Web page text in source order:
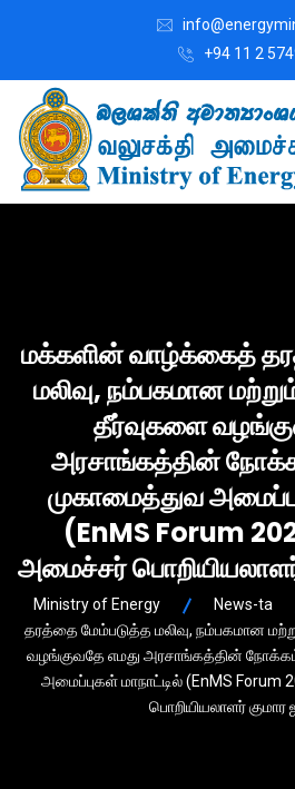
+94 11 2
மக்களின் வாழ்க்கைத்
மலிவு, நம்பகமான
தீர்வுகளை
அரசாங்கத்தின்
முகாமைத்துவ
(EnMS Forum
அமைச்சர்
Ministry of Energy News-ta
தரத்தை மேம்படுத்த மலிவு, நம்பகமான
வழங்குவதே எமது அரசாங்கத்தின்
அமைப்புகள் மாநாட்டில் (EnMS
பொறியியலாளர்